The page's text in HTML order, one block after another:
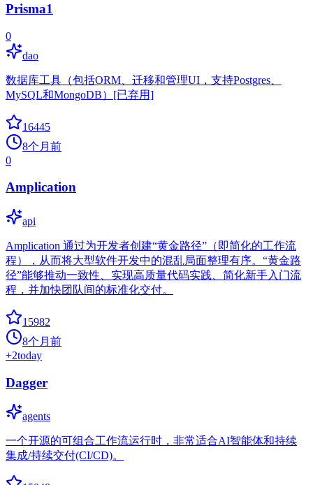
Prisma1
0
dao
数据库工具（包括ORM、迁移和管理UI，支持Postgres、
MySQL和MongoDB）[已弃用]
16445
8个月前
0
Amplication
api
Amplication 通过为开发者创建“黄金路径”（即简化的工作流
程），从而将大型软件开发中的混乱局面整理有序。“黄金路
径”能够推动一致性、实现高质量代码实践、简化新手入门流
程，并加快团队间的标准化交付。
15982
8个月前
+2today
Dagger
agents
一个开源的可组合工作流运行时，非常适合AI智能体和持续
集成/持续交付(CI/CD)。